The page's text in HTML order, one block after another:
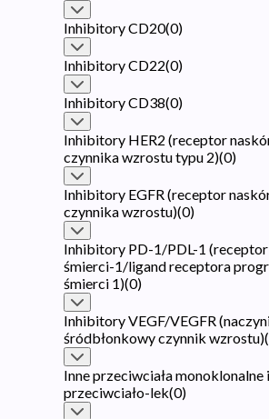
Inhibitory CD20(0)
Inhibitory CD22(0)
Inhibitory CD38(0)
Inhibitory HER2 (receptor
czynnika wzrostu typu 2)(0)
Inhibitory EGFR (receptor
czynnika wzrostu)(0)
Inhibitory PD-1/PDL-1
śmierci-1/ligand receptora
śmierci 1)(0)
Inhibitory VEGF/VEGFR
śródbłonkowy czynnik wzrostu)(
Inne przeciwciała
przeciwciało-lek(0)